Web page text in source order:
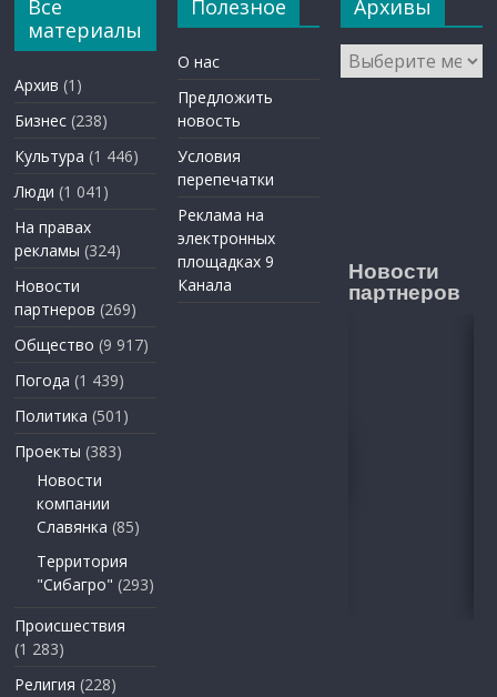
Все
материалы
Архив (1)
Бизнес (238)
Культура (1 446)
Люди (1 041)
На правах
рекламы (324)
Новости
партнеров (269)
Общество (9 917)
Погода (1 439)
Политика (501)
Проекты (383)
Новости
компании
Славянка (85)
Территория
"Сибагро" (293)
Происшествия
(1 283)
Религия (228)
Полезное
О нас
Предложить
новость
Условия
перепечатки
Реклама на
электронных
площадках 9
Канала
Архивы
Архивы
Новости
партнеров